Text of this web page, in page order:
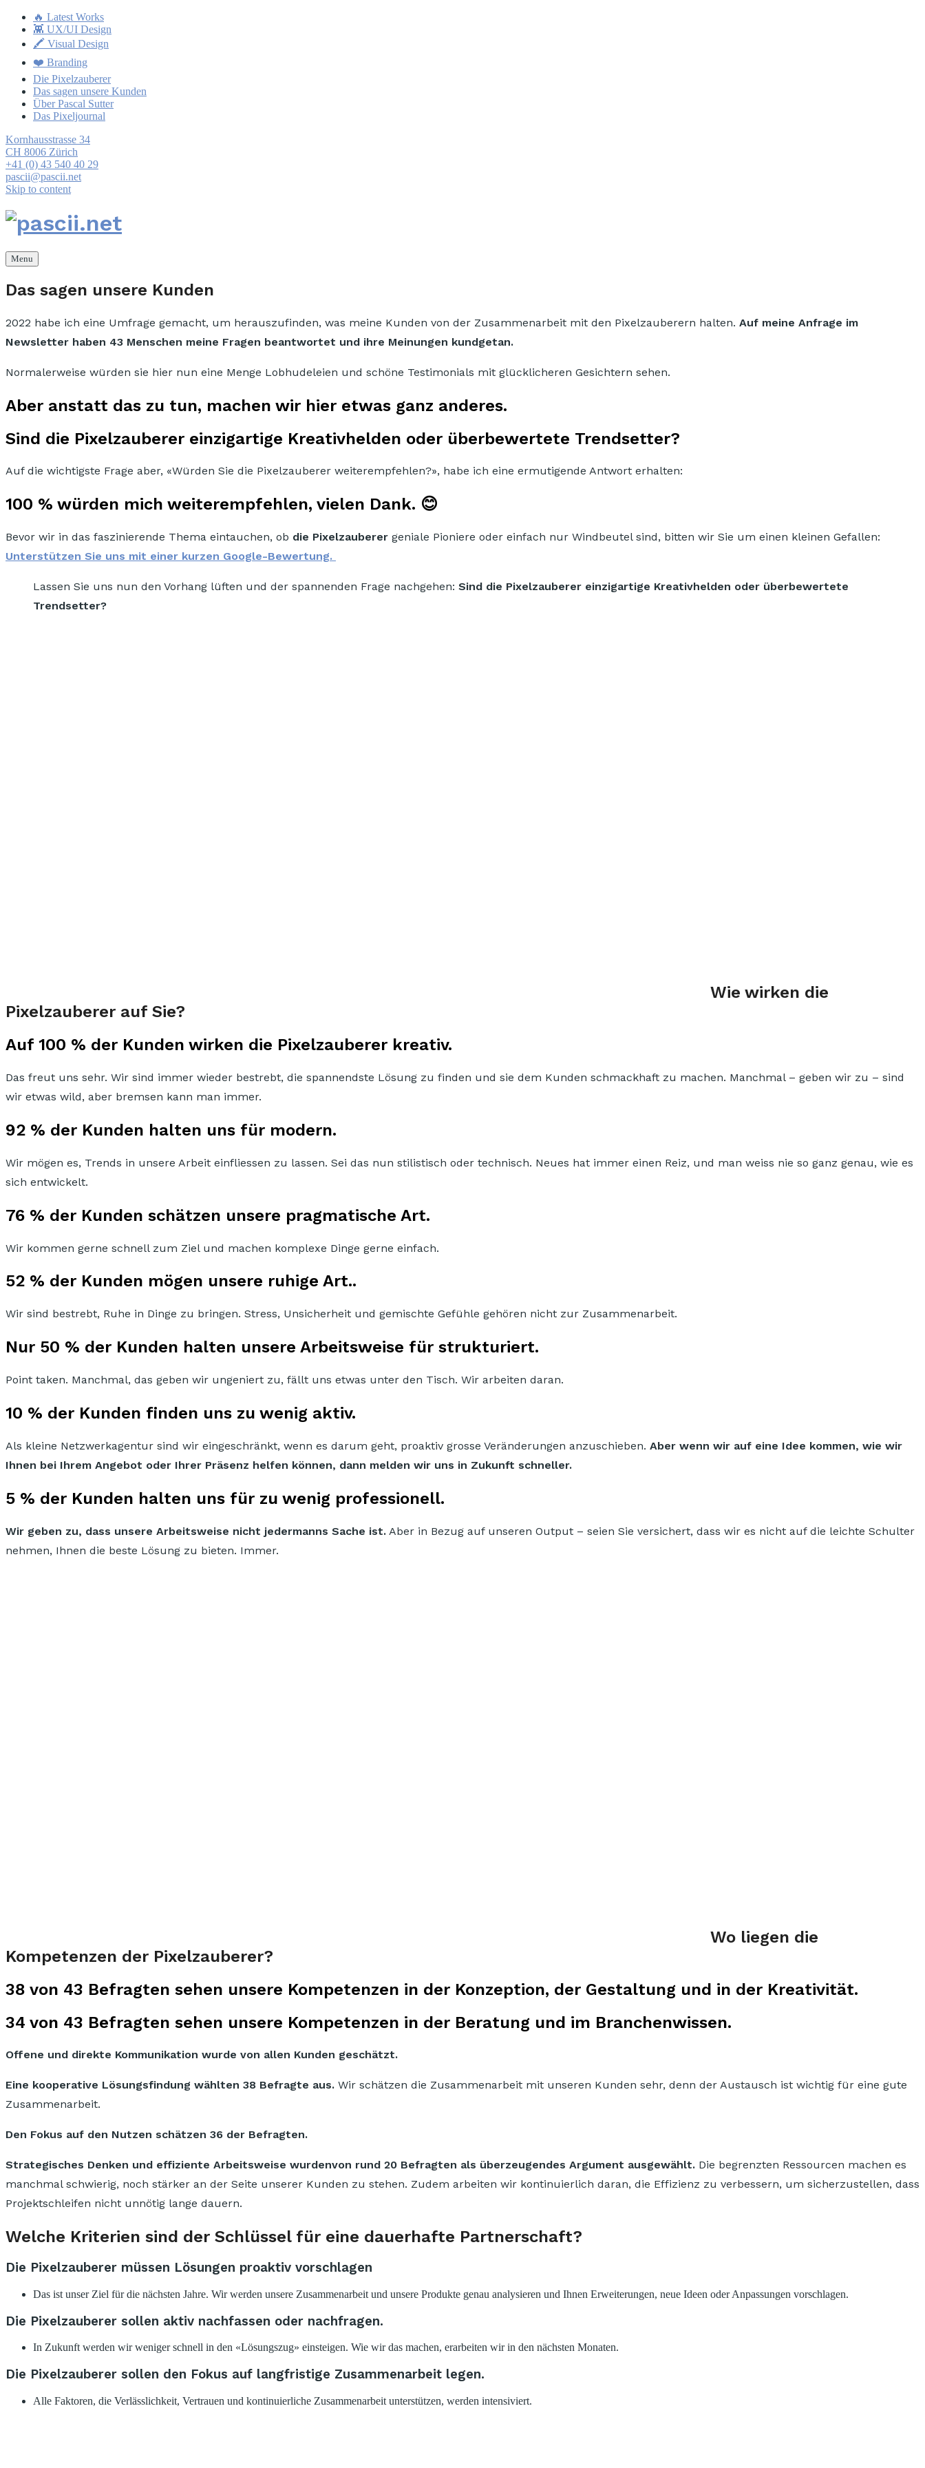
🔥 Latest Works
👾 UX/UI Design
🖍 Visual Design
❤️ Branding
Die Pixelzauberer
Das sagen unsere Kunden
Über Pascal Sutter
Das Pixeljournal
Kornhausstrasse 34
CH 8006 Zürich
+41 (0) 43 540 40 29
pascii@pascii.net
Skip to content
Menu
Das sagen unsere Kunden
2022 habe ich eine Umfrage gemacht, um herauszufinden, was meine Kunden von der Zusammenarbeit mit den Pixelzauberern halten. Auf meine Anfrage im
Newsletter haben 43 Menschen meine Fragen beantwortet und ihre Meinungen kundgetan.
Normalerweise würden sie hier nun eine Menge Lobhudeleien und schöne Testimonials mit glücklicheren Gesichtern sehen.
Aber anstatt das zu tun, machen wir hier etwas ganz anderes.
Sind die Pixelzauberer einzigartige Kreativhelden oder überbewertete Trendsetter?
Auf die wichtigste Frage aber, «Würden Sie die Pixelzauberer weiterempfehlen?», habe ich eine ermutigende Antwort erhalten:
100 % würden mich weiterempfehlen, vielen Dank. 😊
Bevor wir in das faszinierende Thema eintauchen, ob die Pixelzauberer geniale Pioniere oder einfach nur Windbeutel sind, bitten wir Sie um einen kleinen Gefallen:
Unterstützen Sie uns mit einer kurzen Google-Bewertung.
Lassen Sie uns nun den Vorhang lüften und der spannenden Frage nachgehen: Sind die Pixelzauberer einzigartige Kreativhelden oder überbewertete
Trendsetter?
Wie wirken die
Pixelzauberer auf Sie?
Auf 100 % der Kunden wirken die Pixelzauberer kreativ.
Das freut uns sehr. Wir sind immer wieder bestrebt, die spannendste Lösung zu finden und sie dem Kunden schmackhaft zu machen. Manchmal – geben wir zu – sind
wir etwas wild, aber bremsen kann man immer.
92 % der Kunden halten uns für modern.
Wir mögen es, Trends in unsere Arbeit einfliessen zu lassen. Sei das nun stilistisch oder technisch. Neues hat immer einen Reiz, und man weiss nie so ganz genau, wie es
sich entwickelt.
76 % der Kunden schätzen unsere pragmatische Art.
Wir kommen gerne schnell zum Ziel und machen komplexe Dinge gerne einfach.
52 % der Kunden mögen unsere ruhige Art..
Wir sind bestrebt, Ruhe in Dinge zu bringen. Stress, Unsicherheit und gemischte Gefühle gehören nicht zur Zusammenarbeit.
Nur 50 % der Kunden halten unsere Arbeitsweise für strukturiert.
Point taken. Manchmal, das geben wir ungeniert zu, fällt uns etwas unter den Tisch. Wir arbeiten daran.
10 % der Kunden finden uns zu wenig aktiv.
Als kleine Netzwerkagentur sind wir eingeschränkt, wenn es darum geht, proaktiv grosse Veränderungen anzuschieben. Aber wenn wir auf eine Idee kommen, wie wir
Ihnen bei Ihrem Angebot oder Ihrer Präsenz helfen können, dann melden wir uns in Zukunft schneller.
5 % der Kunden halten uns für zu wenig professionell.
Wir geben zu, dass unsere Arbeitsweise nicht jedermanns Sache ist. Aber in Bezug auf unseren Output – seien Sie versichert, dass wir es nicht auf die leichte Schulter
nehmen, Ihnen die beste Lösung zu bieten. Immer.
Wo liegen die
Kompetenzen der Pixelzauberer?
38 von 43 Befragten sehen unsere Kompetenzen in der Konzeption, der Gestaltung und in der Kreativität.
34 von 43 Befragten sehen unsere Kompetenzen in der Beratung und im Branchenwissen.
Offene und direkte Kommunikation wurde von allen Kunden geschätzt.
Eine kooperative Lösungsfindung wählten 38 Befragte aus. Wir schätzen die Zusammenarbeit mit unseren Kunden sehr, denn der Austausch ist wichtig für eine gute
Zusammenarbeit.
Den Fokus auf den Nutzen schätzen 36 der Befragten.
Strategisches Denken und effiziente Arbeitsweise wurdenvon rund 20 Befragten als überzeugendes Argument ausgewählt. Die begrenzten Ressourcen machen es
manchmal schwierig, noch stärker an der Seite unserer Kunden zu stehen. Zudem arbeiten wir kontinuierlich daran, die Effizienz zu verbessern, um sicherzustellen, dass
Projektschleifen nicht unnötig lange dauern.
Welche Kriterien sind der Schlüssel für eine dauerhafte Partnerschaft?
Die Pixelzauberer müssen Lösungen proaktiv vorschlagen
Das ist unser Ziel für die nächsten Jahre. Wir werden unsere Zusammenarbeit und unsere Produkte genau analysieren und Ihnen Erweiterungen, neue Ideen oder Anpassungen vorschlagen.
Die Pixelzauberer sollen aktiv nachfassen oder nachfragen.
In Zukunft werden wir weniger schnell in den «Lösungszug» einsteigen. Wie wir das machen, erarbeiten wir in den nächsten Monaten.
Die Pixelzauberer sollen den Fokus auf langfristige Zusammenarbeit legen.
Alle Faktoren, die Verlässlichkeit, Vertrauen und kontinuierliche Zusammenarbeit unterstützen, werden intensiviert.